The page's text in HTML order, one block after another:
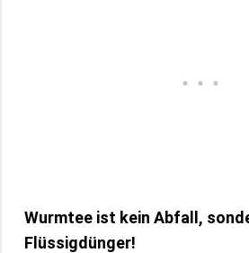
Wurmtee ist kein Abfall,
Flüssigdünger!